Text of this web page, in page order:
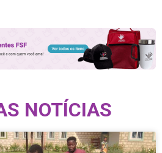
NOTÍCIAS